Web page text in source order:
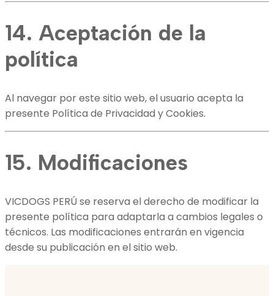
14. Aceptación de la
política
Al navegar por este sitio web, el usuario acepta la
presente Política de Privacidad y Cookies.
15. Modificaciones
VICDOGS PERÚ se reserva el derecho de modificar la
presente política para adaptarla a cambios legales o
técnicos. Las modificaciones entrarán en vigencia
desde su publicación en el sitio web.